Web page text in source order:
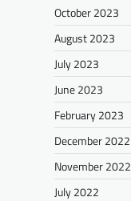
October 2023
August 2023
July 2023
June 2023
February 2023
December 2022
November 2022
July 2022